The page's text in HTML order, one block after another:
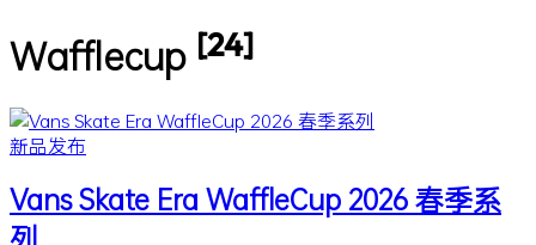
Wafflecup [24]
新品发布
Vans Skate Era WaffleCup 2026 春季系